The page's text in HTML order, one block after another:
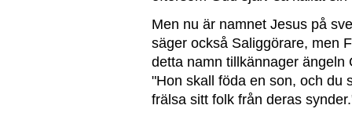
Men nu är namnet Jesus på
säger också Saliggörare, men
detta namn tillkännager
"Hon skall föda en son, och du
frälsa sitt folk från deras